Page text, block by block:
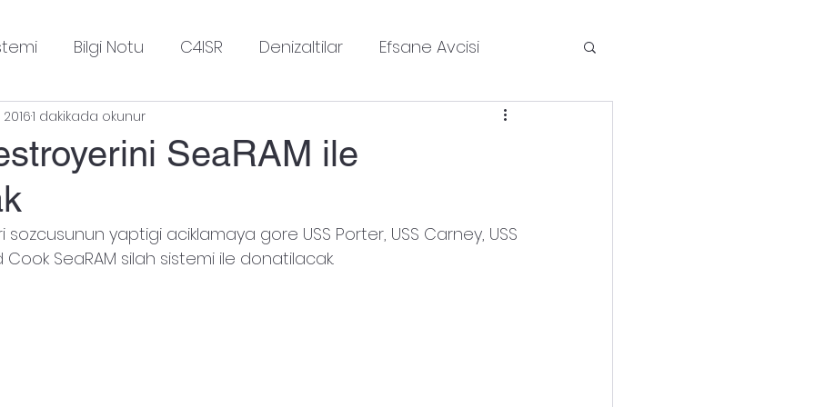
Bilgi Notu C4ISR Denizaltilar Efsane Avcisi
Gecen Hafta Neler Oldu Haberler
Nukleer Silahlar Radarlar Roket Motorlari
SeaRAM ile
1 dakikada okunur
sozcusunun yaptigi aciklamaya gore USS Porter, USS Carney, USS
Cook SeaRAM silah sistemi ile donatilacak.